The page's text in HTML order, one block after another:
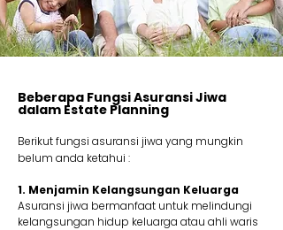
Beberapa Fungsi Asuransi Jiwa
dalam Estate Planning
Berikut fungsi asuransi jiwa yang mungkin
belum anda ketahui :
1. Menjamin Kelangsungan Keluarga
Asuransi jiwa bermanfaat untuk melindungi
kelangsungan hidup keluarga atau ahli waris